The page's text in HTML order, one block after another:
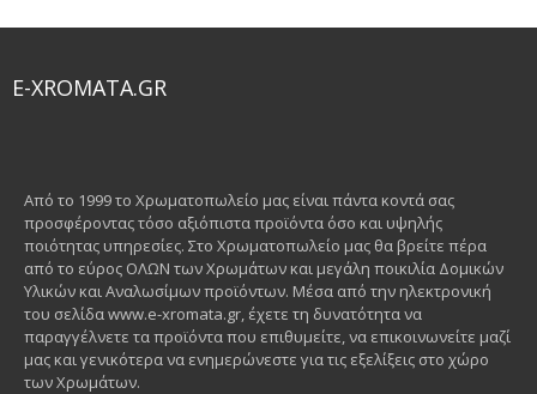
E-XROMATA.GR
Από το 1999 το Χρωματοπωλείο μας είναι πάντα κοντά σας
προσφέροντας τόσο αξιόπιστα προϊόντα όσο και υψηλής
ποιότητας υπηρεσίες. Στο Χρωματοπωλείο μας θα βρείτε πέρα
από το εύρος ΟΛΩΝ των Χρωμάτων και μεγάλη ποικιλία Δομικών
Υλικών και Αναλωσίμων προϊόντων. Μέσα από την ηλεκτρονική
του σελίδα www.e-xromata.gr, έχετε τη δυνατότητα να
παραγγέλνετε τα προϊόντα που επιθυμείτε, να επικοινωνείτε μαζί
μας και γενικότερα να ενημερώνεστε για τις εξελίξεις στο χώρο
των Χρωμάτων.